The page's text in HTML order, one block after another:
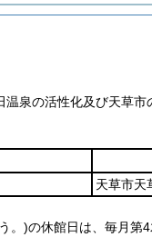
泉の活性化及び天草
天草市天
。)の休館日は、毎月第4